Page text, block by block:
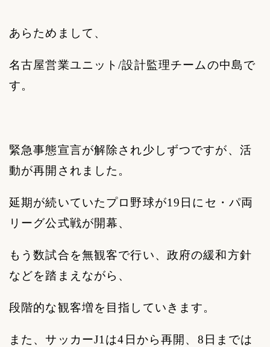
あらためまして、
名古屋営業ユニット/設計監理チームの中島で
す。
緊急事態宣言が解除され少しずつですが、活
動が再開されました。
延期が続いていたプロ野球が19 日にセ・パ両
リーグ公式戦が開幕、
もう数試合を無観客で行い、政府の緩和方針
などを踏まえながら、
段階的な観客増を目指していきます。
また、サッカーJ1 は4 日から再開、 8 日までは